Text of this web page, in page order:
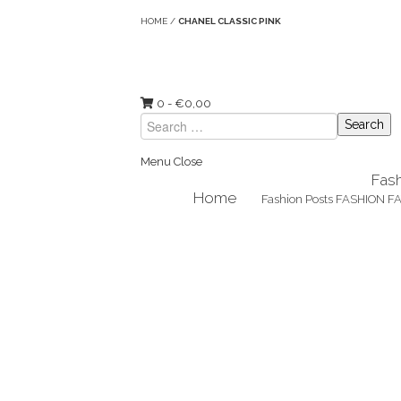
HOME / CHANEL CLASSIC PINK
0 - €0,00
Search
for:
Menu Close
Home Fashion Posts FASHION